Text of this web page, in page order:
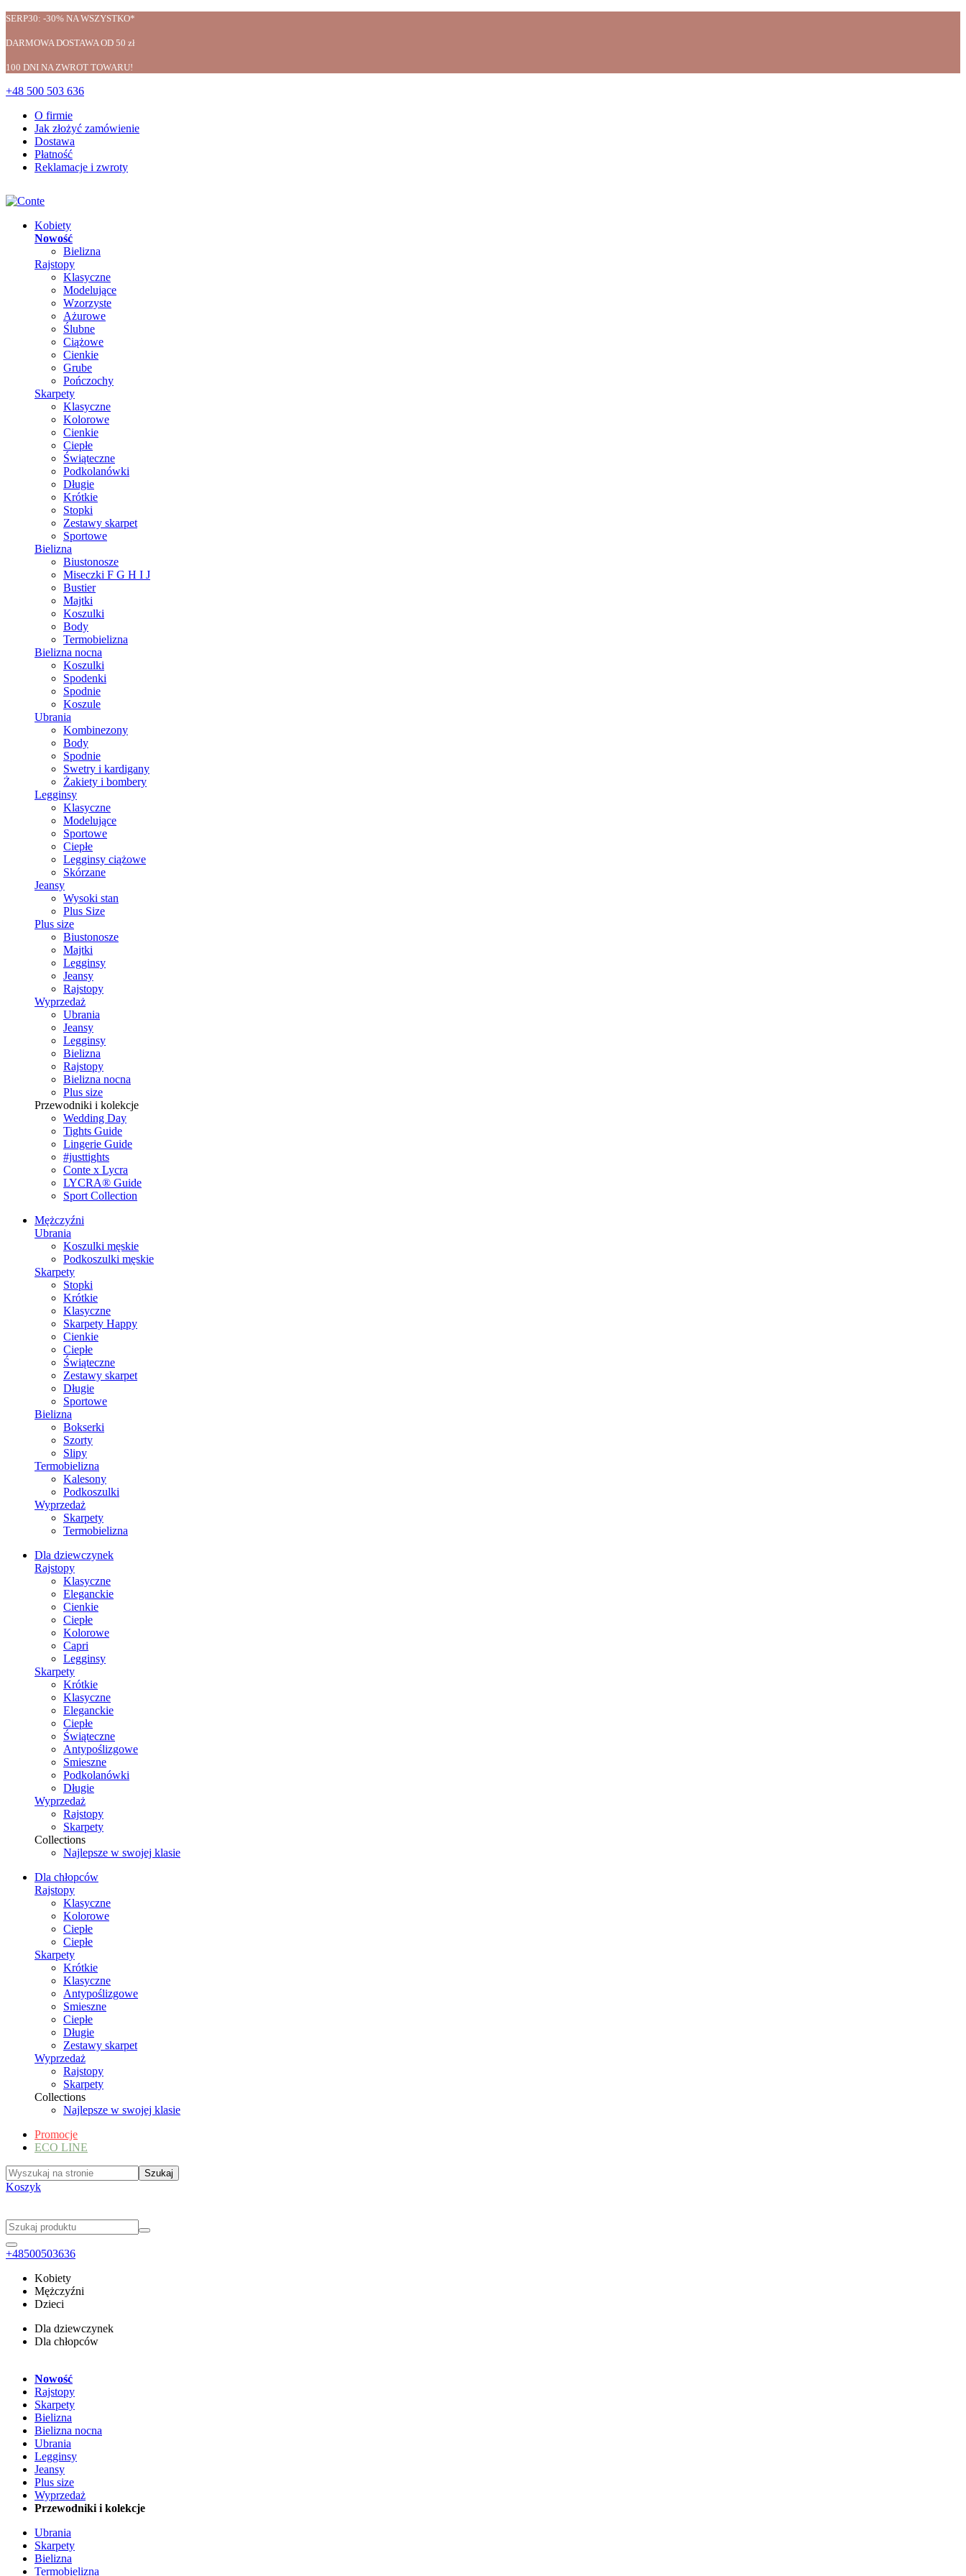
SERP30: -30% NA WSZYSTKO*
DARMOWA DOSTAWA OD 50 zł
100 DNI NA ZWROT TOWARU!
+48 500 503 636
O firmie
Jak złożyć zamówienie
Dostawa
Płatność
Reklamacje i zwroty
Kobiety
Nowość
Bielizna
Rajstopy
Klasyczne
Modelujące
Wzorzyste
Ażurowe
Ślubne
Ciążowe
Cienkie
Grube
Pończochy
Skarpety
Klasyczne
Kolorowe
Cienkie
Ciepłe
Świąteczne
Podkolanówki
Długie
Krótkie
Stopki
Zestawy skarpet
Sportowe
Bielizna
Biustonosze
Miseczki F G H I J
Bustier
Majtki
Koszulki
Body
Termobielizna
Bielizna nocna
Koszulki
Spodenki
Spodnie
Koszule
Ubrania
Kombinezony
Body
Spodnie
Swetry i kardigany
Żakiety i bombery
Legginsy
Klasyczne
Modelujące
Sportowe
Ciepłe
Legginsy ciążowe
Skórzane
Jeansy
Wysoki stan
Plus Size
Plus size
Biustonosze
Majtki
Legginsy
Jeansy
Rajstopy
Wyprzedaż
Ubrania
Jeansy
Legginsy
Bielizna
Rajstopy
Bielizna nocna
Plus size
Przewodniki i kolekcje
Wedding Day
Tights Guide
Lingerie Guide
#justtights
Conte x Lycra
LYCRA® Guide
Sport Сollection
Mężczyźni
Ubrania
Koszulki męskie
Podkoszulki męskie
Skarpety
Stopki
Krótkie
Klasyczne
Skarpety Happy
Cienkie
Ciepłe
Świąteczne
Zestawy skarpet
Długie
Sportowe
Bielizna
Bokserki
Szorty
Slipy
Termobielizna
Kalesony
Podkoszulki
Wyprzedaż
Skarpety
Termobielizna
Dla dziewczynek
Rajstopy
Klasyczne
Eleganckie
Cienkie
Ciepłe
Kolorowe
Capri
Legginsy
Skarpety
Krótkie
Klasyczne
Eleganckie
Ciepłe
Świąteczne
Antypoślizgowe
Smieszne
Podkolanówki
Długie
Wyprzedaż
Rajstopy
Skarpety
Collections
Najlepsze w swojej klasie
Dla chłopców
Rajstopy
Klasyczne
Kolorowe
Ciepłe
Ciepłe
Skarpety
Krótkie
Klasyczne
Antypoślizgowe
Smieszne
Ciepłe
Długie
Zestawy skarpet
Wyprzedaż
Rajstopy
Skarpety
Collections
Najlepsze w swojej klasie
Promocje
ECO LINE
Koszyk
+48500503636
Kobiety
Mężczyźni
Dzieci
Dla dziewczynek
Dla chłopców
Nowość
Rajstopy
Skarpety
Bielizna
Bielizna nocna
Ubrania
Legginsy
Jeansy
Plus size
Wyprzedaż
Przewodniki i kolekcje
Ubrania
Skarpety
Bielizna
Termobielizna